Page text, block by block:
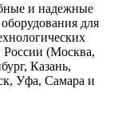
и надежные
для
России (Москва,
Казань,
Уфа, Самара и